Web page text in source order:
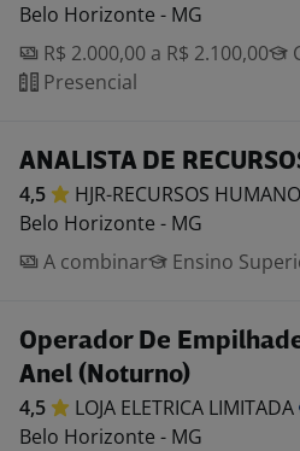
Belo Horizonte - MG
R$ 2.000,00 a R$ 2.100,00
Presencial
ANALISTA DE
4,5 HJR-RECURSOS
Belo Horizonte - MG
A combinar
Ensino
Operador De
Anel (Noturno)
4,5 LOJA ELETRICA LIMITADA
Belo Horizonte - MG